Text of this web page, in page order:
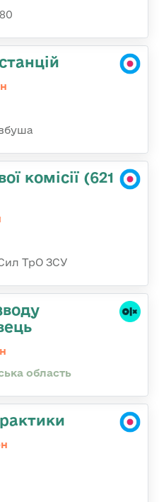
комісії (621
ТрО ЗСУ
область